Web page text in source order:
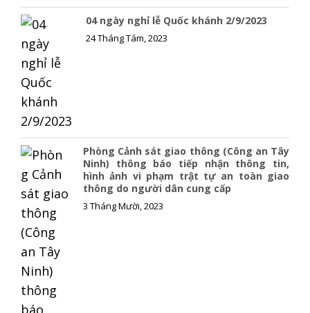
04 ngày nghỉ lễ Quốc khánh 2/9/2023
24 Tháng Tám, 2023
Phòng Cảnh sát giao thông (Công an Tây
Ninh) thông báo tiếp nhận thông tin,
hình ảnh vi phạm trật tự an toàn giao
thông do người dân cung cấp
3 Tháng Mười, 2023